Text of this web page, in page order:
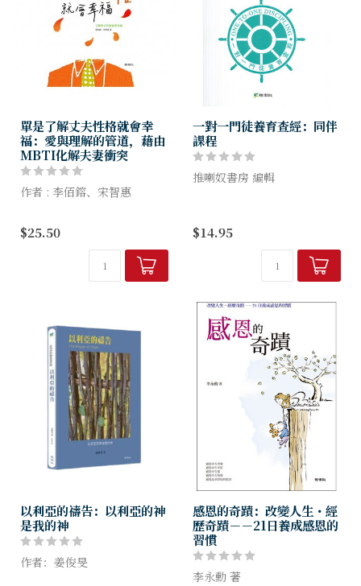
單是了解丈夫性格就會幸
福：愛與理解的管道，藉由
MBTI化解夫妻衝突
作者 : 李佰鎔、宋智惠
真正的愛是以接納(accept)與
尊重(respect)為出發點。最
近有太多破碎、受傷的婚姻，
$25.50
一對一門徒養育查經：同伴
課程
推喇奴書房 編輯
$14.95
以利亞的禱告：以利亞的神
是我的神
作者：姜俊旻
感恩的奇蹟：改變人生・經
歷奇蹟－－21日養成感恩的
習慣
李永勳 著